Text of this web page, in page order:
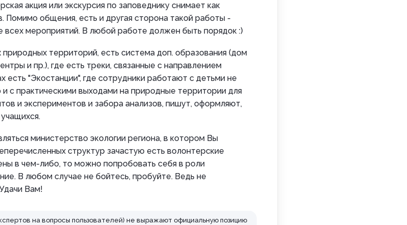
акция или экскурсия по заповеднику снимает как
Помимо общения, есть и другая сторона такой работы -
мероприятий. В любой работе должен быть порядок :)
территорий, есть система доп. образования (дом
и пр.), где есть треки, связанные с направлением
есть "Экостанции", где сотрудники работают с детьми не
и с практическими выходами на природные территории для
и экспериментов и забора анализов, пишут, оформляют,
министерство экологии региона, в котором Вы
структур зачастую есть волонтерские
в чем-либо, то можно попробовать себя в роли
В любом случае не бойтесь, пробуйте. Ведь не
Вам!
на вопросы пользователей) не выражают официальную позицию